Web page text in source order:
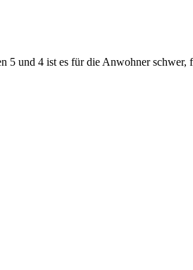
5 und 4 ist es für die Anwohner